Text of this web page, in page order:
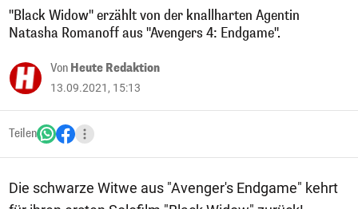
"Black Widow" erzählt von der knallharten Agentin
Natasha Romanoff aus "Avengers 4: Endgame".
Von Heute Redaktion
13.09.2021, 15:13
Teilen
Die schwarze Witwe aus "Avenger's Endgame" kehrt